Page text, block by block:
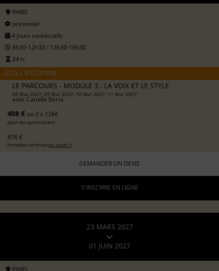
PARIS
présentiel
4 jours consécutifs
9h30-12h30 / 13h30-16h30
24 h.
ÉCOLE D'ÉCRITURE
LE PARCOURS - MODULE 3 : LA VOIX ET LE STYLE
08 févr 2027, 09 févr 2027, 10 févr 2027, 11 févr 2027
avec Camille Berta
408 € ou 3 x 136€
pour les particuliers
816 €
formation continue (en savoir +)
DEMANDER UN DEVIS
S'INSCRIRE EN LIGNE
23 MARS 2027
01 JUIN 2027
PARIS